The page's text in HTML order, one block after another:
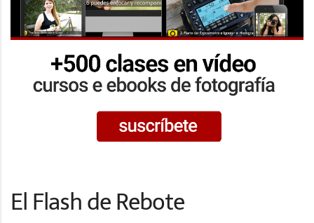
El Flash de Rebote